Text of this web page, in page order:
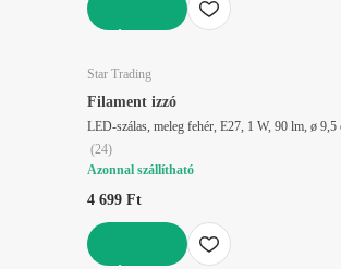
Star Trading
Filament izzó
LED-szálas, meleg fehér, E27, 1 W, 90 lm, ø 9,5
(24)
Azonnal szállítható
4 699 Ft